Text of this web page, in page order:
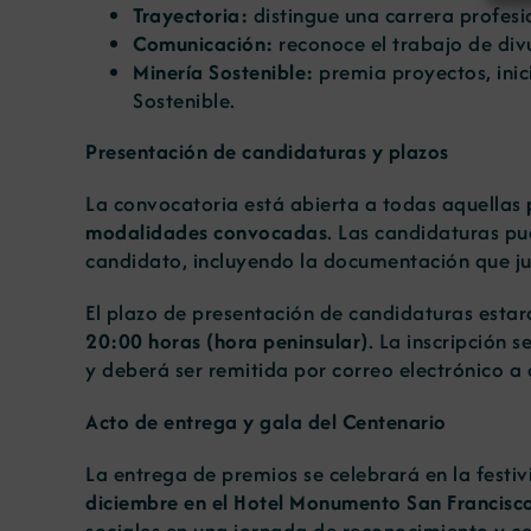
Trayectoria: distingue una carrera
Comunicación: reconoce el trabajo de
Minería Sostenible: premia proyectos,
Sostenible.
Presentación de candidaturas y plazos
La convocatoria está abierta a todas aquellas
modalidades convocadas. Las candidaturas
candidato, incluyendo la documentación que
El plazo de presentación de candidaturas
20:00 horas (hora peninsular). La inscripción
y deberá ser remitida por correo electrónico
Acto de entrega y gala del Centenario
La entrega de premios se celebrará en la
diciembre en el Hotel Monumento San